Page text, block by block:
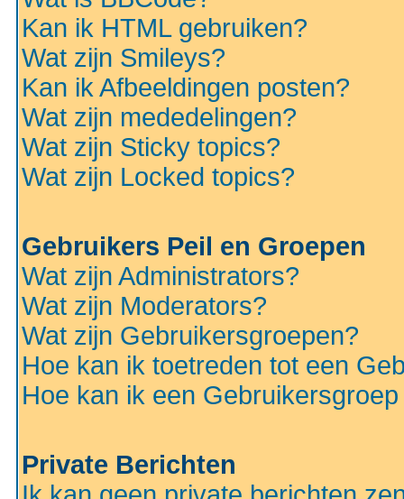
Kan ik HTML gebruiken?
Wat zijn Smileys?
Kan ik Afbeeldingen posten?
Wat zijn mededelingen?
Wat zijn Sticky topics?
Wat zijn Locked topics?
Gebruikers Peil en Groepen
Wat zijn Administrators?
Wat zijn Moderators?
Wat zijn Gebruikersgroepen?
Hoe kan ik toetreden tot een
Hoe kan ik een
Private Berichten